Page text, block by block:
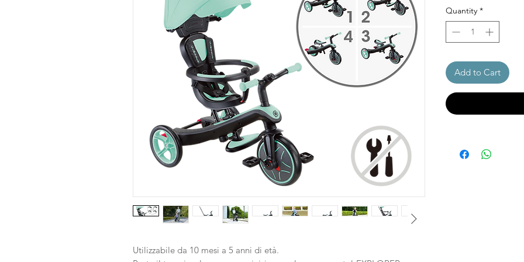
Utilizzabile da 10 mesi a 5 anni di età.
Quantity *
Add to Cart